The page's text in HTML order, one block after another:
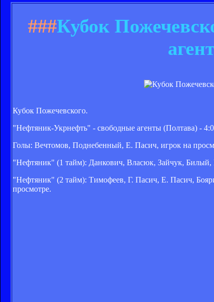
###Кубок
Кубок Пожечевского.
"Нефтяник-Укрнефть" - свободные агенты (Полтава) - 4:0
Голы: Вечтомов, Поднебенный, Е. Пасич, игрок на
"Нефтяник" (1 тайм): Данкович, Власюк, Зайчук, Билый,
"Нефтяник" (2 тайм): Тимофеев, Г. Пасич, Е. Пасич,
просмотре.